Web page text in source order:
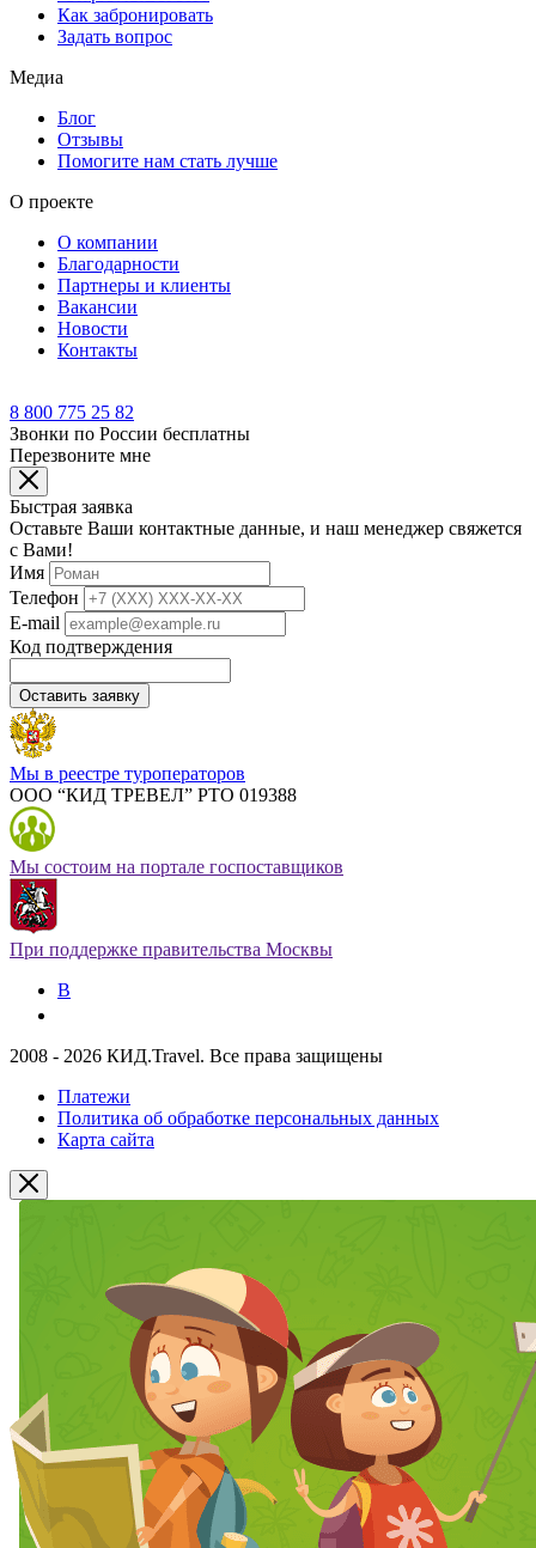
Как забронировать
Задать вопрос
Медиа
Блог
Отзывы
Помогите нам стать лучше
О проекте
О компании
Благодарности
Партнеры и клиенты
Вакансии
Новости
Контакты
8 800 775 25 82
Звонки по России бесплатны
Перезвоните мне
Быстрая заявка
Оставьте Ваши контактные данные, и наш менеджер свяжется
с Вами!
Имя
Телефон
E-mail
Код подтверждения
Оставить заявку
Мы в реестре туроператоров
ООО “КИД ТРЕВЕЛ” РТО 019388
Мы состоим на портале госпоставщиков
При поддержке правительства Москвы
В
2008 - 2026 КИД.Travel. Все права защищены
Платежи
Политика об обработке персональных данных
Карта сайта